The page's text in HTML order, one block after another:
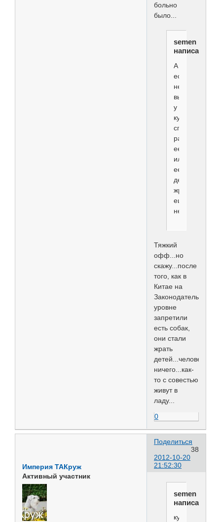
больно
было...
semen
написал(а):
А
если
нет-
вы
у
курицы
спросили
разрешения
ее
или
ее
детей
жрать?...да
еще
Тяжкий
офф...но
скажу...после
того, как в
Китае на
Законодательном
уровне
запретили
есть собак,
они стали
жрать
ничего...как-
то с совестью
живут в
ладу...
0
Поделиться
38
2012-10-20
21:52:30
Империя ТАКруж
Активный участник
semen
написал(а):
купирование,